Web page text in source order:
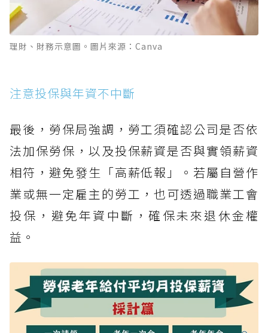
理財、財務示意圖。圖片來源：Canva
注意投保與年資不中斷
最後，勞保局強調，勞工須確認公司是否依
法加保勞保，以及投保薪資是否與實領薪資
相符，避免發生「高薪低報」。若屬自營作
業或無一定雇主的勞工，也可透過職業工會
投保，避免年資中斷，確保未來退休金權
益。